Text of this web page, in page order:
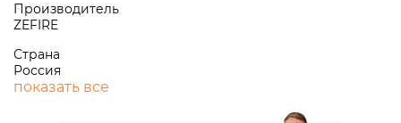
Производитель
ZEFIRE
Страна
Россия
показать все